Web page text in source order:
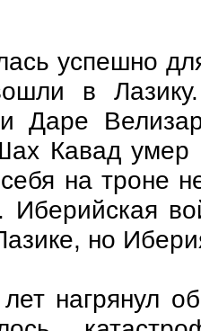
успешно
в
Даре
Кавад умер
на троне
Иберийская
но
нагрянул